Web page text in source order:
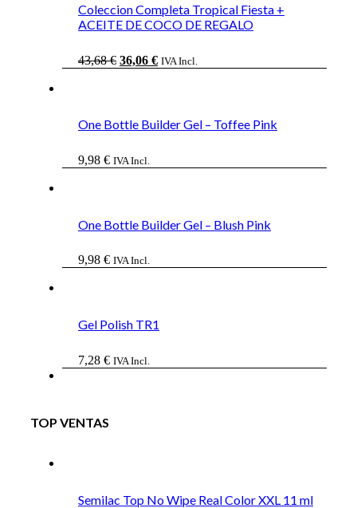
Coleccion Completa Tropical Fiesta +
ACEITE DE COCO DE REGALO
43,68€ El
36,06 €ElIVA Incl.
One Bottle Builder Gel – Toffee Pink
9,98 € IVA Incl.
One Bottle Builder Gel – Blush Pink
9,98 € IVA Incl.
Gel Polish TR1
7,28 € IVA Incl.
TOP VENTAS
Semilac Top No Wipe Real Color XXL 11 ml